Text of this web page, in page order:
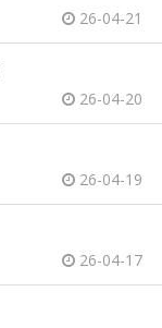
26-04-21
26-04-20
26-04-19
26-04-17